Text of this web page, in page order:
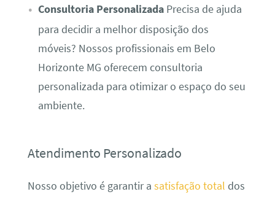
Consultoria PersonalizadaPrecisa de ajuda
para decidir a melhor disposição dos
móveis? Nossos profissionais em Belo
Horizonte MG oferecem consultoria
personalizada para otimizar o espaço do seu
ambiente.
Atendimento Personalizado
Nosso objetivo é garantir a satisfação total dos